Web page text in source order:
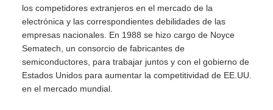
los competidores extranjeros en el mercado de la
electrónica y las correspondientes debilidades de las
empresas nacionales. En 1988 se hizo cargo de Noyce
Sematech, un consorcio de fabricantes de
semiconductores, para trabajar juntos y con el gobierno de
Estados Unidos para aumentar la competitividad de EE.UU.
en el mercado mundial.